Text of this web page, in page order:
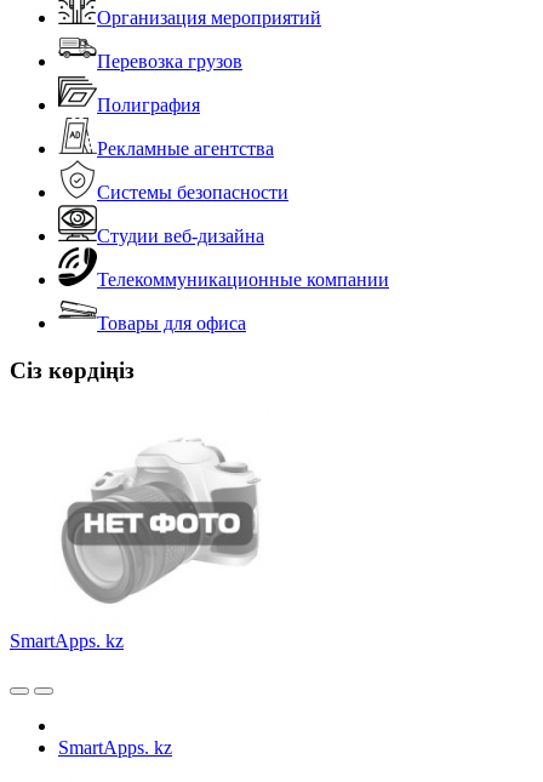
Организация мероприятий
Перевозка грузов
Полиграфия
Рекламные агентства
Системы безопасности
Студии веб-дизайна
Телекоммуникационные компании
Товары для офиса
Сіз көрдіңіз
SmartApps. kz
SmartApps. kz